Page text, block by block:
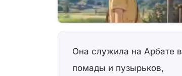
Она служила на Арбате
помады и пузырьков,